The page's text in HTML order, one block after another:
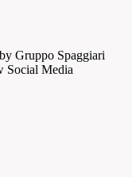
Gruppo Spaggiari
Social Media